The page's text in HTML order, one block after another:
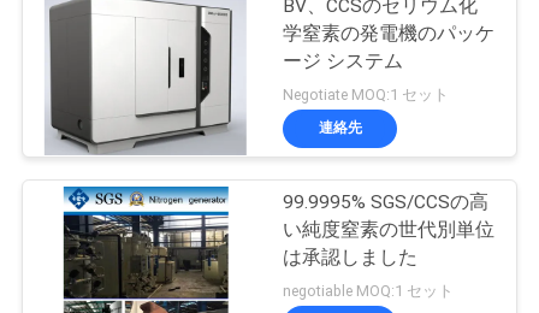
BV、CCSのセリウム化
学窒素の発電機のパッケ
ージ システム
Negotiate MOQ:1 セット
連絡先
99.9995% SGS/CCSの高
い純度窒素の世代別単位
は承認しました
negotiable MOQ:1 セット